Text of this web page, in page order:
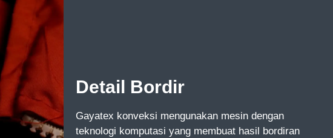
Detail Bordir
Gayatex konveksi mengunakan mesin dengan
teknologi komputasi yang membuat hasil bordiran